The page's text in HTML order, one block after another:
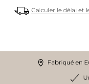
Calculer le délai et
Fabriqué en